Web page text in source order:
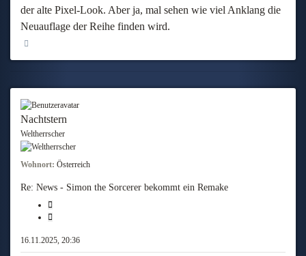
der alte Pixel-Look. Aber ja, mal sehen wie viel Anklang die
Neuauflage der Reihe finden wird.
Nachtstern
Weltherrscher
Wohnort: Österreich
Re: News - Simon the Sorcerer bekommt ein Remake
16.11.2025, 20:36